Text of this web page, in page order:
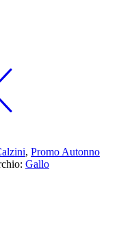
, Promo Autonno
Gallo